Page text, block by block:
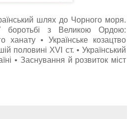
шлях до Чорного моря.
з Великою Ордою:
ханату • Українське козацтво
половині XVI ст. • Український
• Заснування й розвиток міст